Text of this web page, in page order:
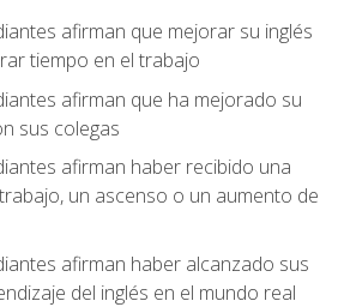
afirman que mejorar su inglés
tiempo en el trabajo
afirman que ha mejorado su
sus colegas
afirman haber recibido una
un ascenso o un aumento de
afirman haber alcanzado sus
del inglés en el mundo real